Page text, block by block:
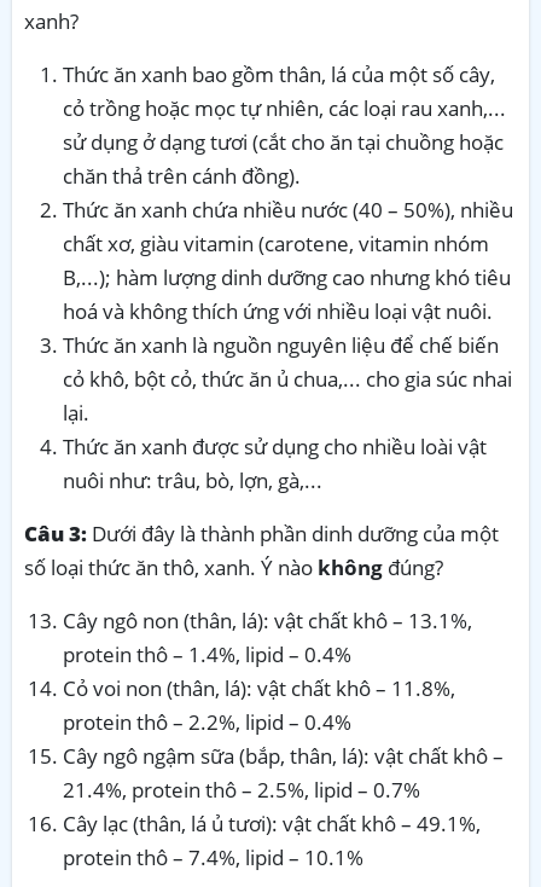
xanh?
Thức ăn xanh bao gồm thân, lá của một số cây,
cỏ trồng hoặc mọc tự nhiên, các loại rau xanh,...
sử dụng ở dạng tươi (cắt cho ăn tại chuồng hoặc
chăn thả trên cánh đồng).
Thức ăn xanh chứa nhiều nước (40 – 50%), nhiều
chất xơ, giàu vitamin (carotene, vitamin nhóm
B,...); hàm lượng dinh dưỡng cao nhưng khó tiêu
hoá và không thích ứng với nhiều loại vật nuôi.
Thức ăn xanh là nguồn nguyên liệu để chế biến
cỏ khô, bột cỏ, thức ăn ủ chua,... cho gia súc nhai
lại.
Thức ăn xanh được sử dụng cho nhiều loài vật
nuôi như: trâu, bò, lợn, gà,...
Câu 3: Dưới đây là thành phần dinh dưỡng của một
số loại thức ăn thô, xanh. Ý nào không đúng?
Cây ngô non (thân, lá): vật chất khô – 13.1%,
protein thô – 1.4%, lipid – 0.4%
Cỏ voi non (thân, lá): vật chất khô – 11.8%,
protein thô – 2.2%, lipid – 0.4%
Cây ngô ngậm sữa (bắp, thân, lá): vật chất khô –
21.4%, protein thô – 2.5%, lipid – 0.7%
Cây lạc (thân, lá ủ tươi): vật chất khô – 49.1%,
protein thô – 7.4%, lipid – 10.1%